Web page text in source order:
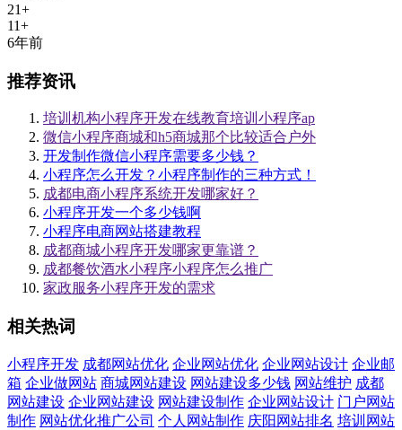
21+
11+
6年前
推荐资讯
培训机构小程序开发在线教育培训小程序ap
微信小程序商城和h5商城那个比较适合户外
开发制作微信小程序需要多少钱？
小程序怎么开发？小程序制作的三种方式！
成都电商小程序系统开发哪家好？
小程序开发一个多少钱啊
小程序电商网站搭建教程
成都商城小程序开发哪家更靠谱？
成都餐饮酒水小程序小程序怎么推广
家政服务小程序开发的需求
相关热词
小程序开发 成都网站优化 企业网站优化 企业网站设计 企业邮
箱 企业做网站 商城网站建设 网站建设多少钱 网站维护 成都
网站建设 企业网站建设 网站建设制作 企业网站设计 门户网站
制作 网站优化推广公司 个人网站制作 庆阳网站排名 培训网站